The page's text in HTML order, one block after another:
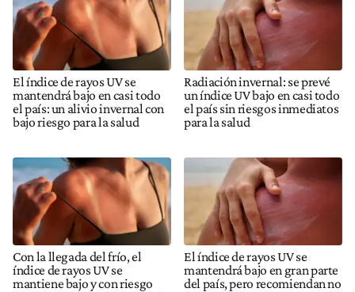
El índice de rayos UV se
mantendrá bajo en casi todo
el país: un alivio invernal con
bajo riesgo para la salud
Radiación invernal: se prevé
un índice UV bajo en casi todo
el país sin riesgos inmediatos
para la salud
Con la llegada del frío, el
índice de rayos UV se
mantiene bajo y con riesgo
El índice de rayos UV se
mantendrá bajo en gran parte
del país, pero recomiendan no